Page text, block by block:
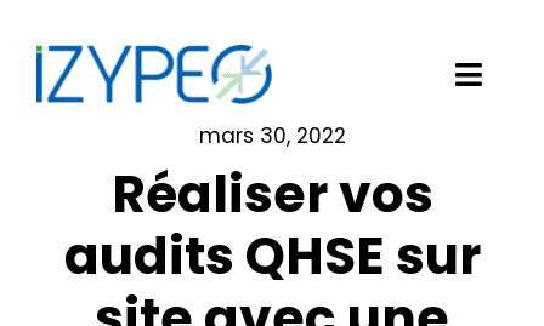
contenu
Notre solution logicielle
Nos clients
mars 30, 2022
Réaliser vos
audits QHSE sur